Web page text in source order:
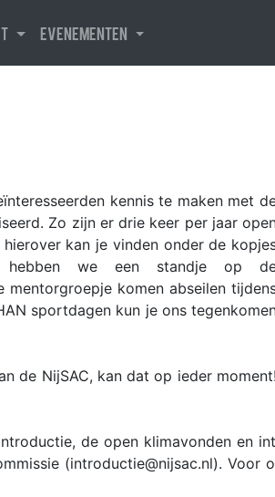
Evenementen
kennis te maken met
Zo zijn er drie keer per jaar
kan je vinden onder de
hebben we een standje op
komen abseilen
sportdagen kun je ons
de NijSAC, kan dat op ieder moment!
de open klimavonden en
(introductie@nijsac.nl). Voor